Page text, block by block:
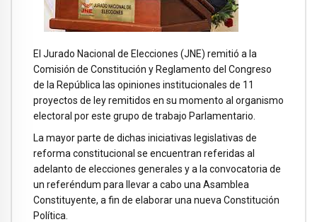
El Jurado Nacional de Elecciones (JNE) remitió a la
Comisión de Constitución y Reglamento del Congreso
de la República las opiniones institucionales de 11
proyectos de ley remitidos en su momento al organismo
electoral por este grupo de trabajo Parlamentario.
La mayor parte de dichas iniciativas legislativas de
reforma constitucional se encuentran referidas al
adelanto de elecciones generales y a la convocatoria de
un referéndum para llevar a cabo una Asamblea
Constituyente, a fin de elaborar una nueva Constitución
Política.